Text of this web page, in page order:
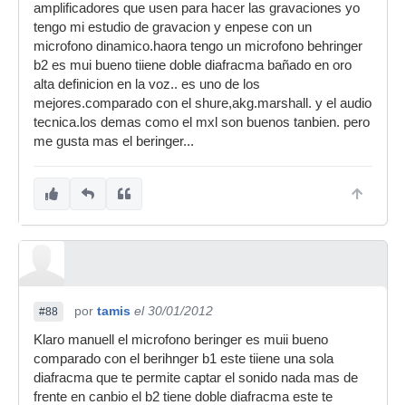
amplificadores que usen para hacer las gravaciones yo
tengo mi estudio de gravacion y enpese con un
microfono dinamico.haora tengo un microfono behringer
b2 es mui bueno tiiene doble diafracma bañado en oro
alta definicion en la voz.. es uno de los
mejores.comparado con el shure,akg.marshall. y el audio
tecnica.los demas como el mxl son buenos tanbien. pero
me gusta mas el beringer...
#88 por tamis el 30/01/2012
Klaro manuell el microfono beringer es muii bueno
comparado con el berihnger b1 este tiiene una sola
diafracma que te permite captar el sonido nada mas de
frente en canbio el b2 tiene doble diafracma este te